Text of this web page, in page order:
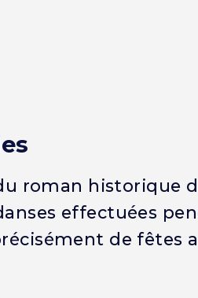
roman historique
effectuées
de fêtes